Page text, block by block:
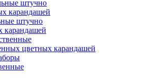
штучно
карандашей
штучно
карандашей
цветных карандашей